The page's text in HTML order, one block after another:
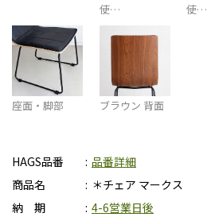
使…
使…
座面・脚部 ブラウン 背面
HAGS品番
品番詳細
商品名
＊チェア マークス
納 期
4-6営業日後